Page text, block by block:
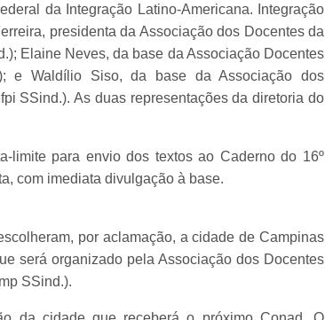
da Integração Latino-Americana. Integração
presidenta da Associação dos Docentes da
Elaine Neves, da base da Associação Docentes
e Waldílio Siso, da base da Associação dos
SSind.). As duas representações da diretoria do
limite para envio dos textos ao Caderno do 16º
com imediata divulgação à base.
por aclamação, a cidade de Campinas
será organizado pela Associação dos Docentes
SSind.).